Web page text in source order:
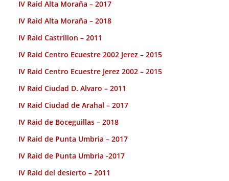
IV Raid Alta Moraña – 2017
IV Raid Alta Moraña – 2018
IV Raid Castrillon – 2011
IV Raid Centro Ecuestre 2002 Jerez – 2015
IV Raid Centro Ecuestre Jerez 2002 – 2015
IV Raid Ciudad D. Alvaro – 2011
IV Raid Ciudad de Arahal – 2017
IV Raid de Boceguillas – 2018
IV Raid de Punta Umbria – 2017
IV Raid de Punta Umbria -2017
IV Raid del desierto – 2011